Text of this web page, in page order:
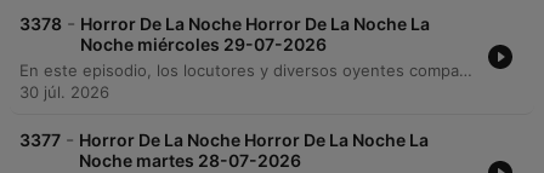
3378 - Horror De La Noche Horror De La Noche La
Noche miércoles 29-07-2026
En este episodio, los locutores y diversos oyentes comparten una serie de experiencias paranormales ocurridas en entornos industriales, centrales camioneras, funerarias y haciendas. Se relatan encuentros con sombras, figuras de aspecto animal, presencias femeninas y entidades voladoras de gran tamaño. El programa también explora fenómenos inexplicables en eventos públicos, ruidos misteriosos en hogares y la transición del escepticismo a la creencia tras vivencias personales. La emisión concluye con una reflexión sobre la historia de Aguascalientes, la práctica de la fotografía post-mortem y una oración de luz por las peticiones de la audiencia.
30 júl. 2026
3377 - Horror De La Noche Horror De La Noche La
Noche martes 28-07-2026